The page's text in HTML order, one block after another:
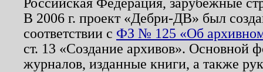
В 2006 г. проект «Дебри-ДВ» был
соответствии с ФЗ № 125 «Об
ст. 13 «Создание архивов». Основной
журналов, изданные книги, а также